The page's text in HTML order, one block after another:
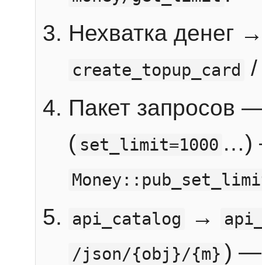
Нехватка денег
create_topup_card
Пакет запросов
( set_limit=1000 …)
api_catalog
→
/json/{obj}/{m} ) —